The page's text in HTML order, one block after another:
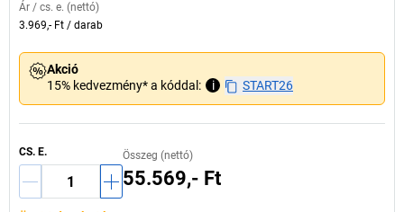
Ár / cs. e. (nettó)
3.969,- Ft / darab
Akció
15% kedvezmény* a kóddal:
i START26
CS. E. Összeg (nettó)
55.569,- Ft